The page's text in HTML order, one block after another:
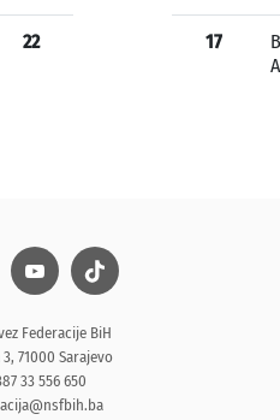
22 17
Federacije BiH
71000 Sarajevo
33 556 650